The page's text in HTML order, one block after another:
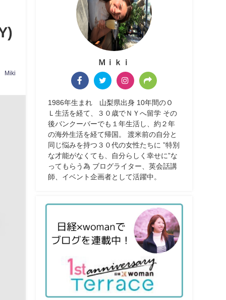
Miki
Ｍｉｋｉ
1986年生まれ 山梨県出身 10年間のＯ
Ｌ生活を経て、３０歳でＮＹへ留学 その
後バンクーバーでも１年生活し、約２年
の海外生活を経て帰国。 渡米前の自分と
同じ悩みを持つ３０代の女性たちに ”特別
な才能がなくても、自分らしく幸せに”な
ってもらう為 ブログライター、英会話講
師、イベント企画者として活躍中。